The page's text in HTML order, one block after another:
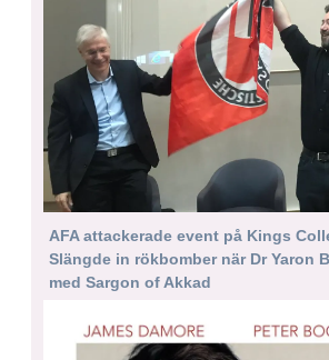
AFA attackerade event på Kings
Slängde in rökbomber när Dr Yaron
med Sargon of Akkad